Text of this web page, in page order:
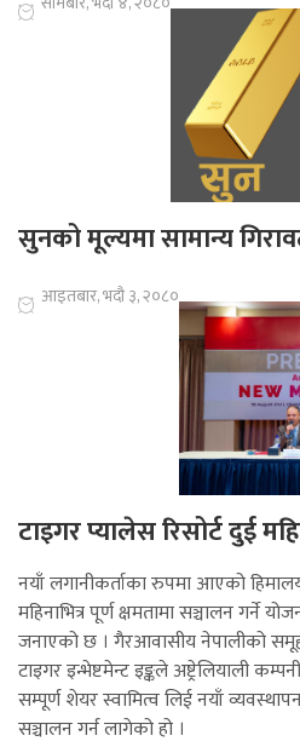
सुनको मूल्यमा सामान्य
आइतबार, भदौ ३, २०८०
टाइगर प्यालेस रिसोर्ट दुई
नयाँ लगानीकर्ताका रुपमा आएको
महिनाभित्र पूर्ण क्षमतामा सञ्चालन गर्ने
जनाएको छ । गैरआवासीय नेपालीको
टाइगर इन्भेष्टमेन्ट इङ्कले अष्ट्रेलियाली
सम्पूर्ण शेयर स्वामित्व लिई नयाँ
सञ्चालन गर्न लागेको हो ।